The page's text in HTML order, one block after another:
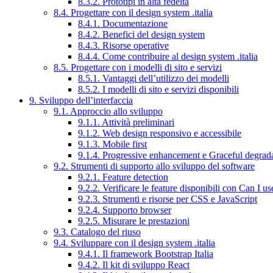
8.4. Progettare con il design system .italia
8.4.1. Documentazione
8.4.2. Benefici del design system
8.4.3. Risorse operative
8.4.4. Come contribuire al design system .italia
8.5. Progettare con i modelli di sito e servizi
8.5.1. Vantaggi dell’utilizzo dei modelli
8.5.2. I modelli di sito e servizi disponibili
9. Sviluppo dell’interfaccia
9.1. Approccio allo sviluppo
9.1.1. Attività preliminari
9.1.2. Web design responsivo e accessibile
9.1.3. Mobile first
9.1.4. Progressive enhancement e Graceful
9.2. Strumenti di supporto allo sviluppo del software
9.2.1. Feature detection
9.2.2. Verificare le feature disponibili con Can I
9.2.3. Strumenti e risorse per CSS e JavaScript
9.2.4. Supporto browser
9.2.5. Misurare le prestazioni
9.3. Catalogo del riuso
9.4. Sviluppare con il design system .italia
9.4.1. Il framework Bootstrap Italia
9.4.2. Il kit di sviluppo React